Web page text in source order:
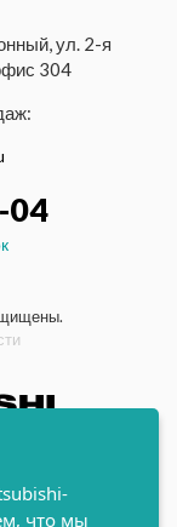
ул. 2-я
304
04
что мы